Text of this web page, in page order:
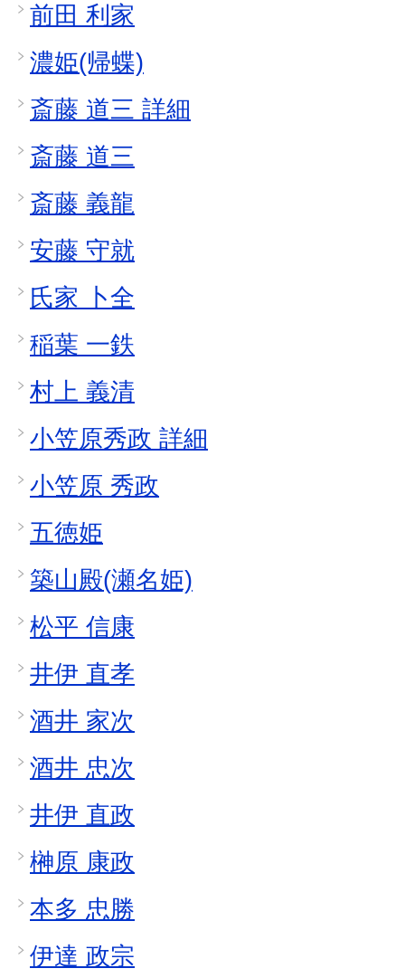
前田 利家
濃姫(帰蝶)
斎藤 道三 詳細
斎藤 道三
斎藤 義龍
安藤 守就
氏家 卜全
稲葉 一鉄
村上 義清
小笠原秀政 詳細
小笠原 秀政
五徳姫
築山殿(瀬名姫)
松平 信康
井伊 直孝
酒井 家次
酒井 忠次
井伊 直政
榊原 康政
本多 忠勝
伊達 政宗